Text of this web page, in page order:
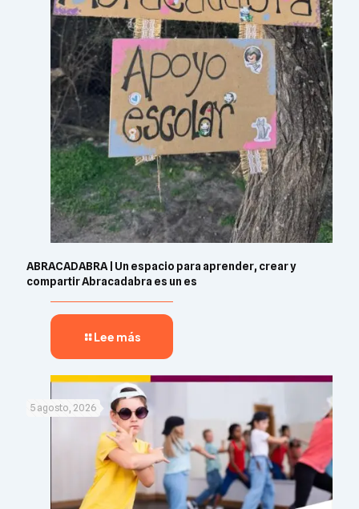
ABRACADABRA | Un espacio para aprender, crear y
compartir Abracadabra es un es
Lee más
5 agosto, 2026